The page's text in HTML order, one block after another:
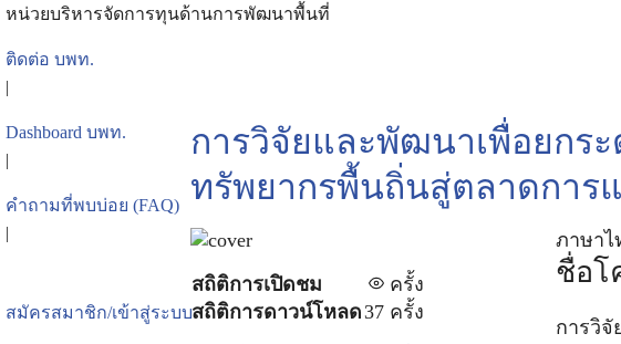
Skip
content
หน่วยบริหารจัดการทุนด้านการพัฒนาพื้นที่
ติดต่อ บพท.
|
Dashboard บพท.
|
คำถามที่พบบ่อย (FAQ)
|
สมัครสมาชิก/เข้าสู่ระบบ
Search
for:
การวิจัยและพัฒนาเพื่อยกร
ทรัพยากรพื้นถิ่นสู่ตลาดการ
สถิติการเปิดชม
ครั้ง
สถิติการดาวน์โหลด37 ครั้ง
ภาษาไ
ชื่อโ
การวิ